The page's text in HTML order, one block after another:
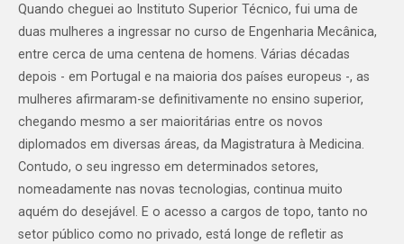
Quando cheguei ao Instituto Superior Técnico, fui uma de
duas mulheres a ingressar no curso de Engenharia Mecânica,
entre cerca de uma centena de homens. Várias décadas
depois - em Portugal e na maioria dos países europeus -, as
mulheres afirmaram-se definitivamente no ensino superior,
chegando mesmo a ser maioritárias entre os novos
diplomados em diversas áreas, da Magistratura à Medicina.
Contudo, o seu ingresso em determinados setores,
nomeadamente nas novas tecnologias, continua muito
aquém do desejável. E o acesso a cargos de topo, tanto no
setor público como no privado, está longe de refletir as